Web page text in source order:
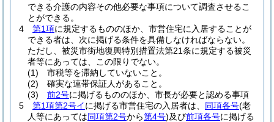
できる介護の内容その他必要な事項について調査させるこ
とができる。
4
第1項に規定するもののほか、市営住宅に入居することが
できる者は、次に掲げる条件を具備しなければならない。
ただし、被災市街地復興特別措置法第21条に規定する被災
者等にあっては、この限りでない。
(1)
市税等を滞納していないこと。
(2)
確実な連帯保証人があること。
(3)
前2号に掲げるもののほか、市長が必要と認める事項
5
第1項第2号イに掲げる市営住宅の入居者は、 同項各号(老
人等にあっては同項第2号から第4号)及び前項各号に掲げる